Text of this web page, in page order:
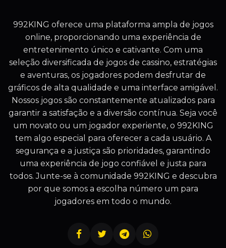
992KING oferece uma plataforma ampla de jogos
online, proporcionando uma experiência de
entretenimento único e cativante. Com uma
seleção diversificada de jogos de cassino, estratégias
e aventuras, os jogadores podem desfrutar de
gráficos de alta qualidade e uma interface amigável.
Nossos jogos são constantemente atualizados para
garantir a satisfação e a diversão contínua. Seja você
um novato ou um jogador experiente, o 992KING
tem algo especial para oferecer a cada usuário. A
segurança e a justiça são prioridades, garantindo
uma experiência de jogo confiável e justa para
todos. Junte-se à comunidade 992KING e descubra
por que somos a escolha número um para
jogadores em todo o mundo.